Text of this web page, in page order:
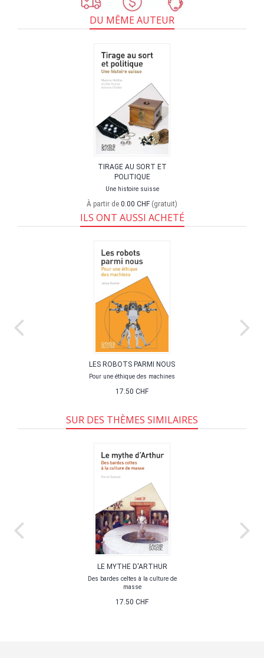
DU MÊME AUTEUR
TIRAGE AU SORT ET
POLITIQUE
Une histoire suisse
À partir de 0.00 CHF (gratuit)
ILS ONT AUSSI ACHETÉ
LES ROBOTS PARMI NOUS
Pour une éthique des machines
17.50 CHF
SUR DES THÈMES SIMILAIRES
LE MYTHE D'ARTHUR
Des bardes celtes à la culture de
masse
17.50 CHF